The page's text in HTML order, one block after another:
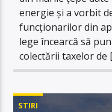
energie și a vorbit
funcționarilor din
lege încearcă să
colectării taxelor de
STIRI